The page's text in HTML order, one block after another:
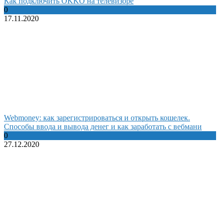
0
17.11.2020
Webmoney: как зарегистрироваться и открыть кошелек.
Способы ввода и вывода денег и как заработать с вебмани
0
27.12.2020